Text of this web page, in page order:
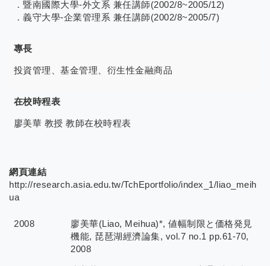
．暨南國際大學-外文系 兼任講師(2002/8~2005/12)
．義守大學-企業管理系 兼任講師(2002/8~2005/7)
專長
投資管理、基金管理、衍生性金融商品
在校時程表
廖美華 教授 教師在校時程表
網頁連結
http://research.asia.edu.tw/TchEportfolio/index_1/liao_meih
ua
2008
廖美華(Liao, Meihua)*, 値幅制限と価格発見
機能, 琵琶湖經濟論集, vol.7 no.1 pp.61-70,
2008